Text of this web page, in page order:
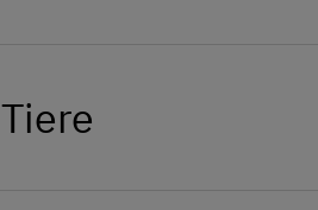
Deshalb ist uns auch die
wichtig.
Tiere